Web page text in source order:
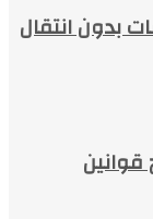
بدون انتقال